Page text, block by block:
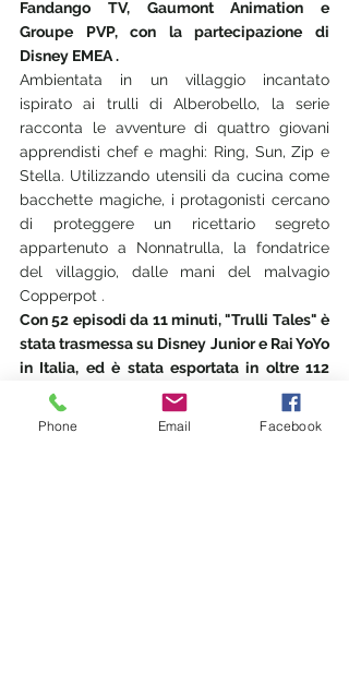
Fandango TV, Gaumont Animation e
Groupe PVP, con la partecipazione di
Disney EMEA .
Ambientata in un villaggio incantato
ispirato ai trulli di Alberobello, la serie
racconta le avventure di quattro giovani
apprendisti chef e maghi: Ring, Sun, Zip e
Stella. Utilizzando utensili da cucina come
bacchette magiche, i protagonisti cercano
di proteggere un ricettario segreto
appartenuto a Nonnatrulla, la fondatrice
del villaggio, dalle mani del malvagio
Copperpot .
Con 52 episodi da 11 minuti, "Trulli Tales" è
stata trasmessa su Disney Junior e Rai YoYo
in Italia, ed è stata esportata in oltre 112
paesi, tra cui Francia, Regno Unito, Canada
e Brasile
Phone Email Facebook